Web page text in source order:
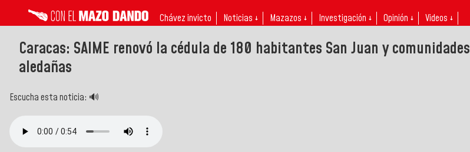
Chávez invicto Noticias ↓ Mazazos ↓ Investigación ↓ Opinión ↓ Videos ↓
Caracas: SAIME renovó la cédula de 180 habitantes San Juan y comunidades
aledañas
Escucha esta noticia: 🔊